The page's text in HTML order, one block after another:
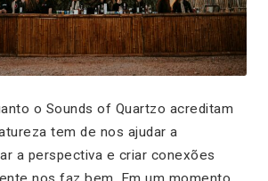
o Sounds of Quartzo acreditam
tem de nos ajudar a
a perspectiva e criar conexões